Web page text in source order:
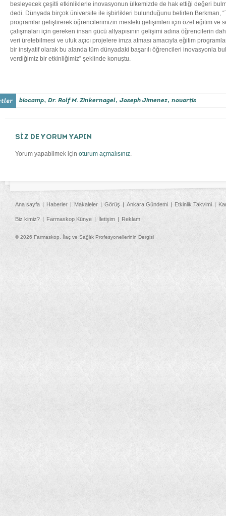
besleyecek çeşitli etkinliklerle inovasyonun ülkemizde de hak ettiği değeri
dedi. Dünyada birçok üniversite ile işbirlikleri bulunduğunu belirten Berkman,
programlar geliştirerek öğrencilerimizin mesleki gelişimleri için özel eğitim ve
çalışmaları için gereken insan gücü altyapısının gelişimi adına öğrencilerin
veri üretebilmesi ve ufuk açıcı projelere imza atması amacıyla eğitim
bir insiyatif olarak bu alanda tüm dünyadaki başarılı öğrencileri inovasyonla
verdiğimiz bir etkinliğimiz” şeklinde konuştu.
biocamp, Dr. Rolf M. Zinkernagel, Joseph Jimenez, novartis
SİZ DE YORUM YAPIN
Yorum yapabilmek için oturum açmalısınız.
Ana sayfa Haberler Makaleler Görüş Ankara Gündemi Etkinlik Takvimi
Biz kimiz? Farmaskop Künye İletişim Reklam
© 2026 Farmaskop, İlaç ve Sağlık Profesyonellerinin Dergisi